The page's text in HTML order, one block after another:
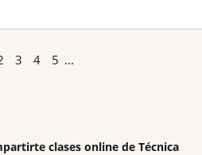
3 4 5 ...
clases online de Técnica